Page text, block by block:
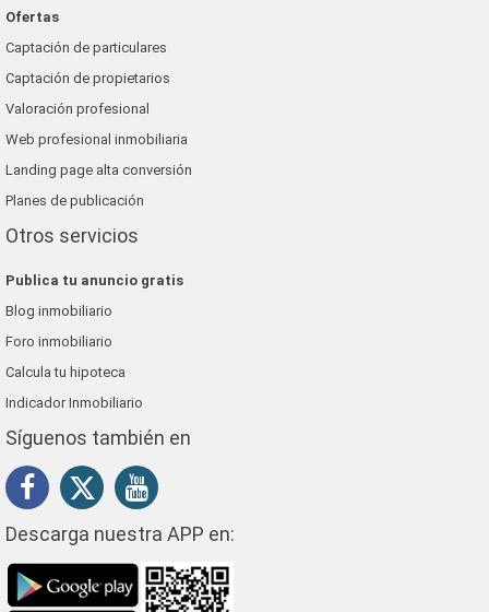
Ofertas
Captación de particulares
Captación de propietarios
Valoración profesional
Web profesional inmobiliaria
Landing page alta conversión
Planes de publicación
Otros servicios
Publica tu anuncio gratis
Blog inmobiliario
Foro inmobiliario
Calcula tu hipoteca
Indicador Inmobiliario
Síguenos también en
Descarga nuestra APP en: